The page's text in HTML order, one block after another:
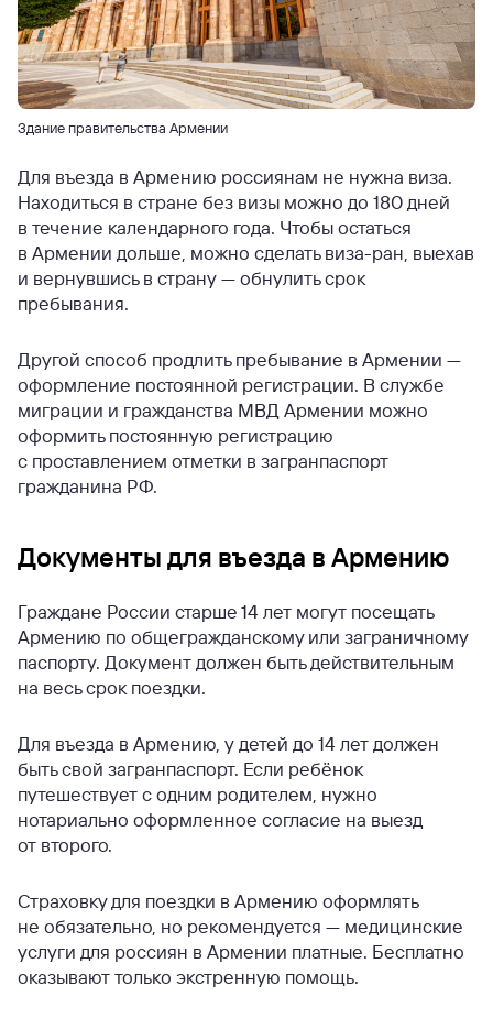
Здание правительства Армении
Для въезда в Армению россиянам не нужна виза.
Находиться в стране без визы можно до 180 дней
в течение календарного года. Чтобы остаться
в Армении дольше, можно сделать виза-ран, выехав
и вернувшись в страну — обнулить срок
пребывания.
Другой способ продлить пребывание в Армении —
оформление постоянной регистрации. В службе
миграции и гражданства МВД Армении можно
оформить постоянную регистрацию
с проставлением отметки в загранпаспорт
гражданина РФ.
Документы для въезда в Армению
Граждане России старше 14 лет могут посещать
Армению по общегражданскому или заграничному
паспорту. Документ должен быть действительным
на весь срок поездки.
Для въезда в Армению, у детей до 14 лет должен
быть свой загранпаспорт. Если ребёнок
путешествует с одним родителем, нужно
нотариально оформленное согласие на выезд
от второго.
Страховку для поездки в Армению оформлять
не обязательно, но рекомендуется — медицинские
услуги для россиян в Армении платные. Бесплатно
оказывают только экстренную помощь.